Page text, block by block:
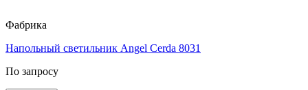
Фабрика
Напольный светильник Angel Cerda 8031
По запросу